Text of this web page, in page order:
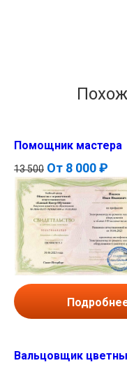
Помощник мастера
13 500 От 8 000 ₽
Вальцовщик